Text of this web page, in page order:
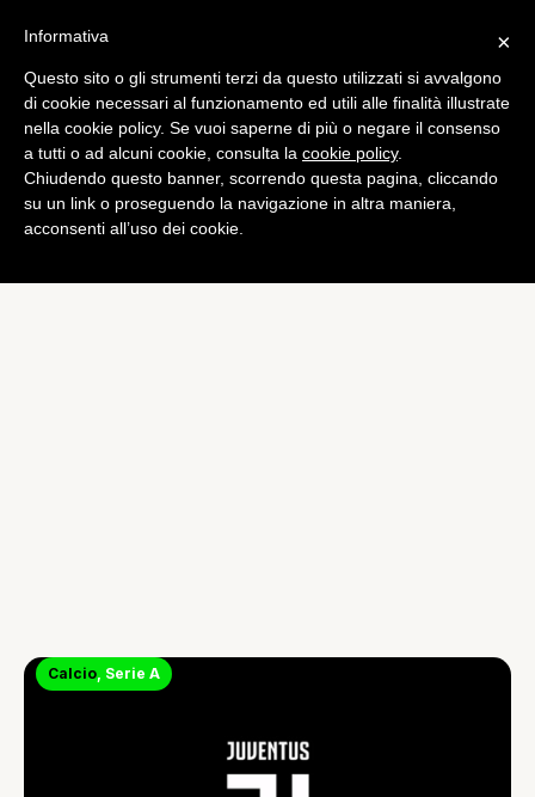
Calcio, Serie A
×
Informativa
Questo sito o gli strumenti terzi da questo utilizzati si avvalgono
di cookie necessari al funzionamento ed utili alle finalità illustrate
nella cookie policy. Se vuoi saperne di più o negare il consenso
a tutti o ad alcuni cookie, consulta la cookie policy.
Chiudendo questo banner, scorrendo questa pagina, cliccando
su un link o proseguendo la navigazione in altra maniera,
acconsenti all’uso dei cookie.